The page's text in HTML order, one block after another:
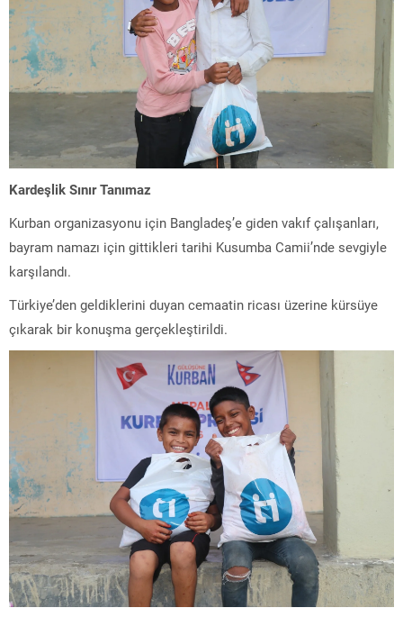
Kardeşlik Sınır Tanımaz
Kurban organizasyonu için Bangladeş’e giden vakıf çalışanları,
bayram namazı için gittikleri tarihi Kusumba Camii’nde sevgiyle
karşılandı.
Türkiye’den geldiklerini duyan cemaatin ricası üzerine kürsüye
çıkarak bir konuşma gerçekleştirildi.